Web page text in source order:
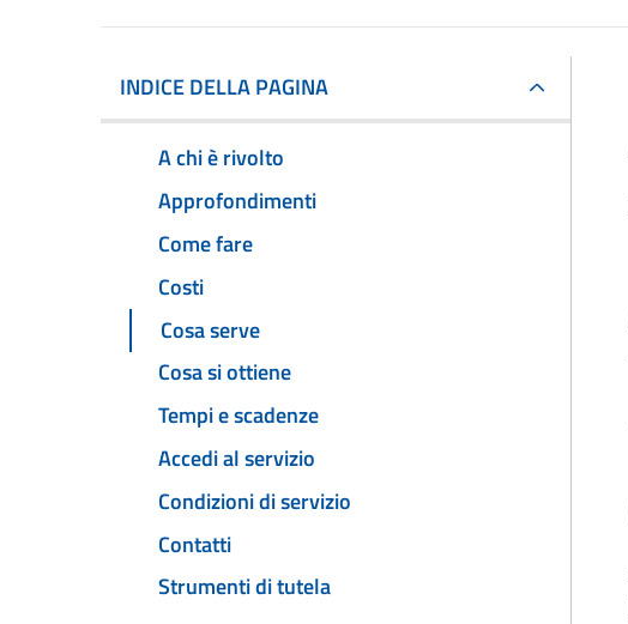
INDICE DELLA PAGINA
A chi è rivolto
Approfondimenti
Come fare
Costi
Cosa serve
Cosa si ottiene
Tempi e scadenze
Accedi al servizio
Condizioni di servizio
Contatti
Strumenti di tutela